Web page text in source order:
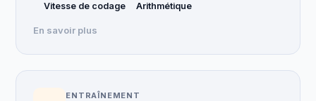
Vitesse de codage
Arithmétique
En savoir plus
ENTRAÎNEMENT